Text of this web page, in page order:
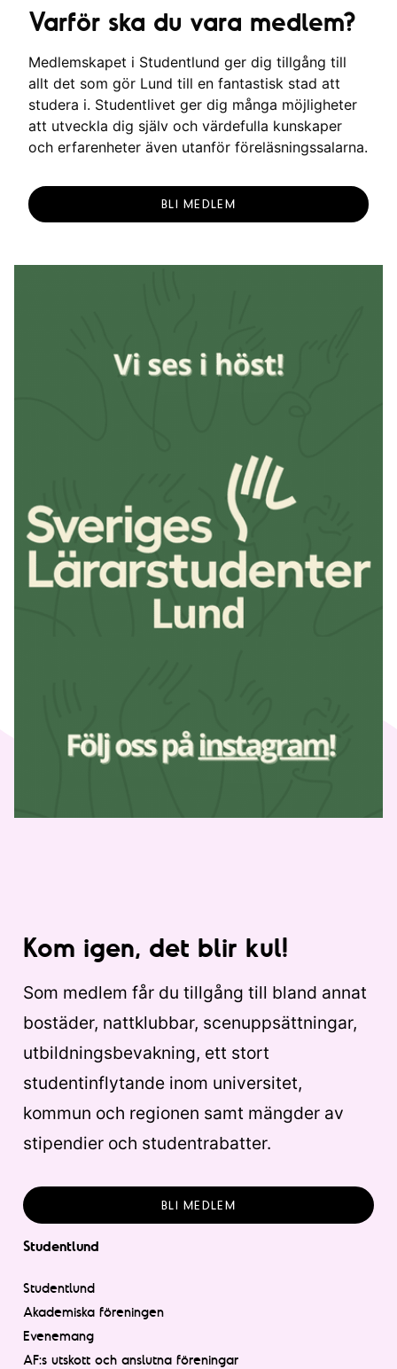
Varför ska du vara medlem?
Medlemskapet i Studentlund ger dig tillgång till
allt det som gör Lund till en fantastisk stad att
studera i. Studentlivet ger dig många möjligheter
att utveckla dig själv och värdefulla kunskaper
och erfarenheter även utanför föreläsningssalarna.
BLI MEDLEM
Kom igen, det blir kul!
Som medlem får du tillgång till bland annat
bostäder, nattklubbar, scenuppsättningar,
utbildningsbevakning, ett stort
studentinflytande inom universitet,
kommun och regionen samt mängder av
stipendier och studentrabatter.
BLI MEDLEM
Studentlund
Studentlund
Akademiska föreningen
Evenemang
AF:s utskott och anslutna föreningar